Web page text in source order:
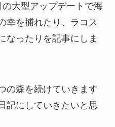
大型アップデートで海
幸を捕れたり、ラコス
なったりを記事にしま
の森を続けていきます
記にしていきたいと思